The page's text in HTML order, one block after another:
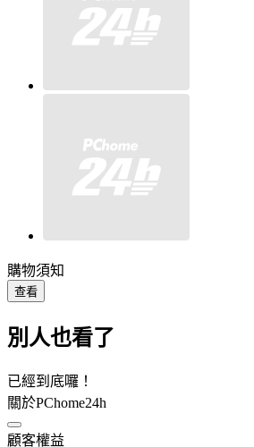
購物須知
查看
別人也看了
已經到底囉！
關於PChome24h
顧客權益